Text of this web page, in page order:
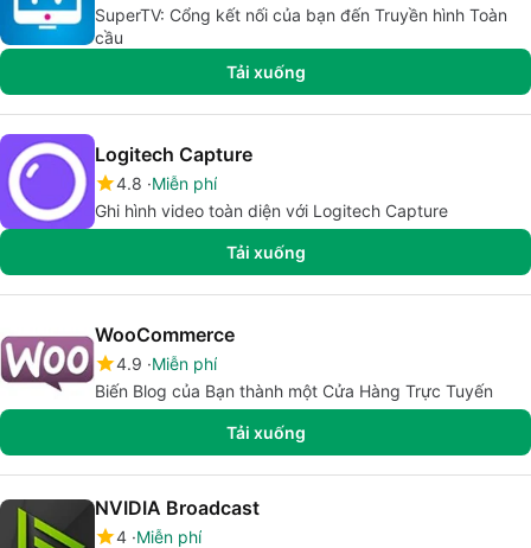
SuperTV: Cổng kết nối của bạn đến Truyền hình Toàn
cầu
Tải xuống
Logitech Capture
4.8 Miễn phí
Ghi hình video toàn diện với Logitech Capture
Tải xuống
WooCommerce
4.9 Miễn phí
Biến Blog của Bạn thành một Cửa Hàng Trực Tuyến
Tải xuống
NVIDIA Broadcast
4 Miễn phí